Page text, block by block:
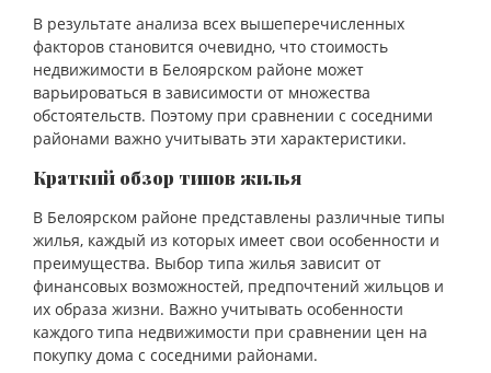
В результате анализа всех вышеперечисленных
факторов становится очевидно, что стоимость
недвижимости в Белоярском районе может
варьироваться в зависимости от множества
обстоятельств. Поэтому при сравнении с соседними
районами важно учитывать эти характеристики.
Краткий обзор типов жилья
В Белоярском районе представлены различные типы
жилья, каждый из которых имеет свои особенности и
преимущества. Выбор типа жилья зависит от
финансовых возможностей, предпочтений жильцов и
их образа жизни. Важно учитывать особенности
каждого типа недвижимости при сравнении цен на
покупку дома с соседними районами.